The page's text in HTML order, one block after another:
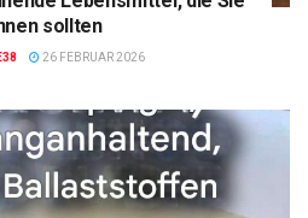
sollten
26 FEBRUAR 2026